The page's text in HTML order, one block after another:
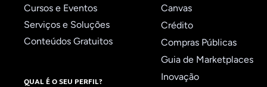
Cursos e Eventos
Serviços e Soluções
Conteúdos Gratuitos
QUAL É O SEU PERFIL?
Canvas
Crédito
Compras Públicas
Guia de Marketplaces
Inovação